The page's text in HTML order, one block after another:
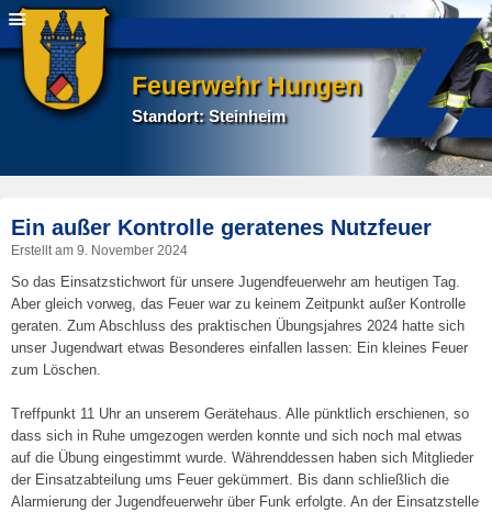
Feuerwehr Hungen
Standort: Steinheim
Ein außer Kontrolle geratenes Nutzfeuer
Erstellt am 9. November 2024
So das Einsatzstichwort für unsere Jugendfeuerwehr am heutigen Tag.
Aber gleich vorweg, das Feuer war zu keinem Zeitpunkt außer Kontrolle
geraten. Zum Abschluss des praktischen Übungsjahres 2024 hatte sich
unser Jugendwart etwas Besonderes einfallen lassen: Ein kleines Feuer
zum Löschen.
Treffpunkt 11 Uhr an unserem Gerätehaus. Alle pünktlich erschienen, so
dass sich in Ruhe umgezogen werden konnte und sich noch mal etwas
auf die Übung eingestimmt wurde. Währenddessen haben sich Mitglieder
der Einsatzabteilung ums Feuer gekümmert. Bis dann schließlich die
Alarmierung der Jugendfeuerwehr über Funk erfolgte. An der Einsatzstelle